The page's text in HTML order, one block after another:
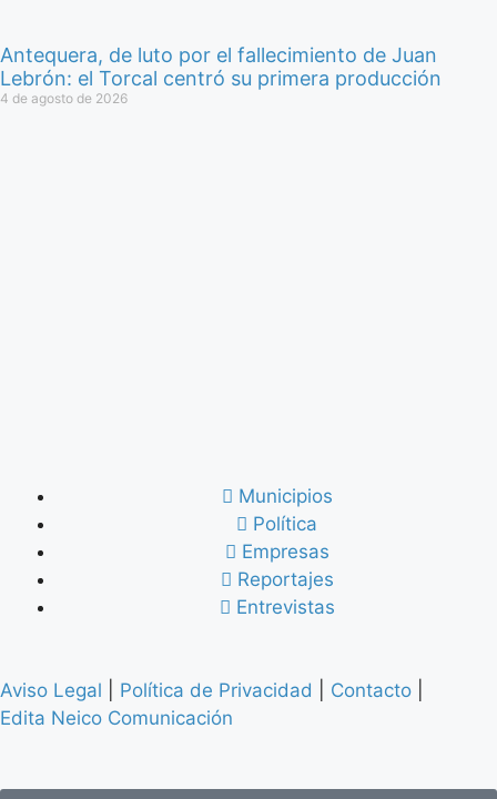
Antequera, de luto por el fallecimiento de Juan
Lebrón: el Torcal centró su primera producción
4 de agosto de 2026
Municipios
Política
Empresas
Reportajes
Entrevistas
Aviso Legal Política de Privacidad Contacto
Edita Neico Comunicación